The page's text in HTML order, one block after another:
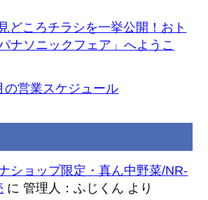
どころチラシを一挙公開！おト
ナソニックフェア」へようこ
の営業スケジュール
ショップ限定・真ん中野菜/NR-
に管理人：ふじくん より